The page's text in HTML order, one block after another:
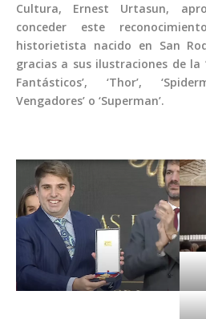
Cultura, Ernest Urtasun,
conceder este
historietista nacido en San
gracias a sus ilustraciones de la
Fantásticos’, ‘Thor’,
Vengadores’ o ‘Superman’.